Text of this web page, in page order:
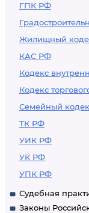
ГПК РФ
Жилищный
КАС РФ
Кодекс
Кодекс
Семейный
ТК РФ
УИК РФ
УК РФ
УПК РФ
Судебная
Законы